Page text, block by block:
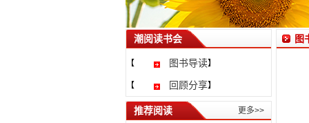
潮阅读书会
【 图书导读】
【 回顾分享】
更多>>
推荐阅读
图